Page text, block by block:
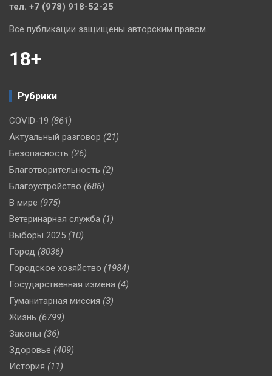
тел. +7 (978) 918-52-25
Все публикации защищены авторским правом.
18+
Рубрики
COVID-19 (861)
Актуальный разговор (21)
Безопасность (26)
Благотворительность (2)
Благоустройство (686)
В мире (975)
Ветеринарная служба (1)
Выборы 2025 (10)
Город (8036)
Городское хозяйство (1984)
Государственная измена (4)
Гуманитарная миссия (3)
Жизнь (6799)
Законы (36)
Здоровье (409)
История (11)